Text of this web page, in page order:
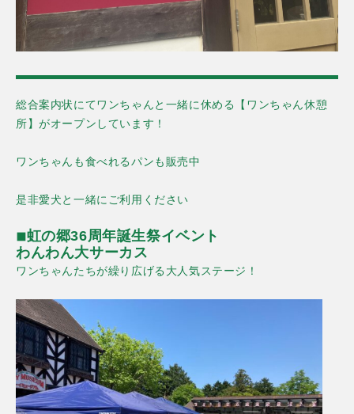
総合案内状にてワンちゃんと一緒に休める【ワンちゃん休憩
所】がオープンしています！
ワンちゃんも食べれるパンも販売中
是非愛犬と一緒にご利用ください
◾︎虹の郷36周年誕生祭イベント
わんわん大サーカス
ワンちゃんたちが繰り広げる大人気ステージ！